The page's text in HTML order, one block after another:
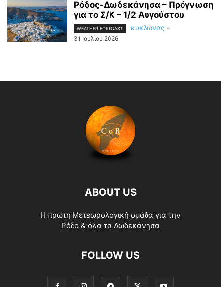
Ρόδος-Δωδεκάνησα – Πρόγνωση
για το Σ/Κ – 1/2 Αυγούστου
WEATHER FORECAST κυκλώνας -
31 Ιουλίου 2026
ABOUT US
Η πρώτη Μετεωρολογική ομάδα για την
Ρόδο & όλα τα Δωδεκάνησα
FOLLOW US